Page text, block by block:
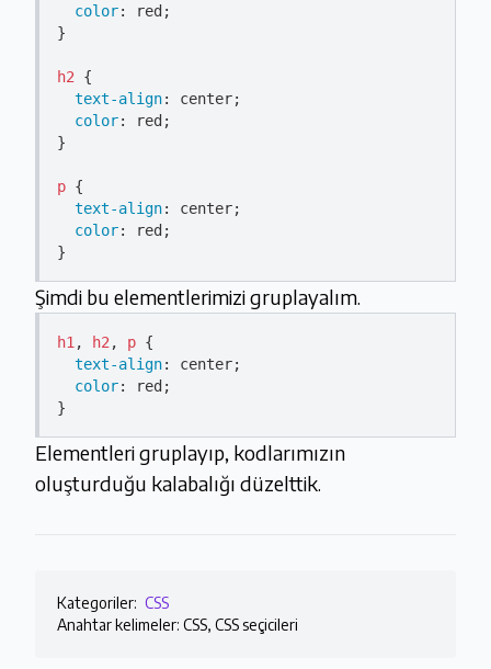
color: red;
}
h2 {
text-align: center;
color: red;
}
p {
text-align: center;
color: red;
Şimdi bu elementlerimizi gruplayalım.
h1 , h2 , p {
text-align: center;
color: red;
Elementleri gruplayıp, kodlarımızın
oluşturduğu kalabalığı düzelttik.
Kategoriler: CSS
Anahtar kelimeler: CSS, CSS seçicileri